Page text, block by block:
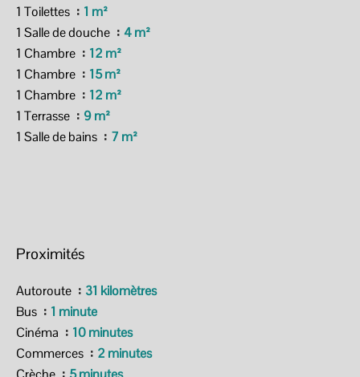
1 Toilettes
1 m²
1 Salle de douche
4 m²
1 Chambre
12 m²
1 Chambre
15 m²
1 Chambre
12 m²
1 Terrasse
9 m²
1 Salle de bains
7 m²
Proximités
Autoroute
31 kilomètres
Bus
1 minute
Cinéma
10 minutes
Commerces
2 minutes